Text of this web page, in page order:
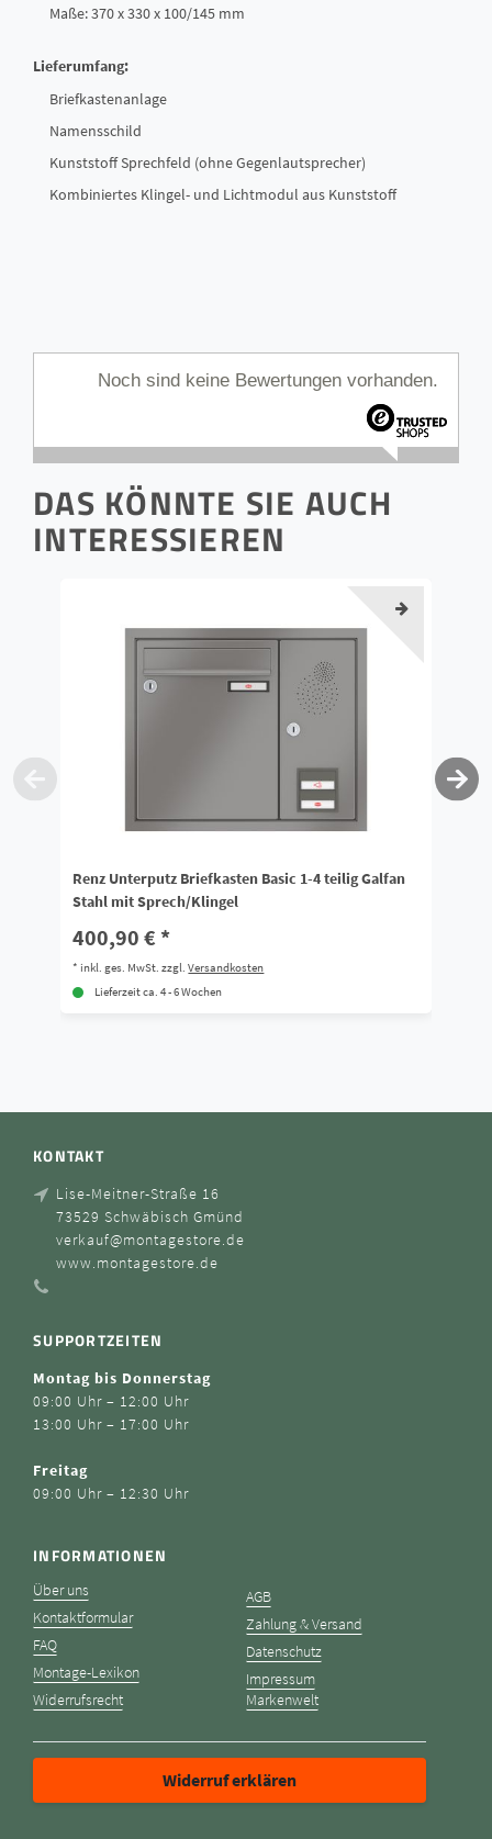
Maße: 370 x 330 x 100/145 mm
Lieferumfang:
Briefkastenanlage
Namensschild
Kunststoff Sprechfeld (ohne Gegenlautsprecher)
Kombiniertes Klingel- und Lichtmodul aus Kunststoff
Noch sind keine Bewertungen vorhanden.
DAS KÖNNTE SIE AUCH
INTERESSIEREN
Renz Unterputz Briefkasten Basic 1-4 teilig Galfan
Stahl mit Sprech/Klingel
400,90 € *
*inkl. ges. MwSt. zzgl.Versandkosten
Lieferzeit ca. 4 - 6 Wochen
KONTAKT
Lise-Meitner-Straße 16
73529 Schwäbisch Gmünd
verkauf@montagestore.de
www.montagestore.de
SUPPORTZEITEN
Montag bis Donnerstag
09:00 Uhr – 12:00 Uhr
13:00 Uhr – 17:00 Uhr
Freitag
09:00 Uhr – 12:30 Uhr
INFORMATIONEN
Über uns
Kontaktformular
FAQ
Montage-Lexikon
Widerrufsrecht
AGB
Zahlung & Versand
Datenschutz
Impressum
Markenwelt
Widerruf erklären